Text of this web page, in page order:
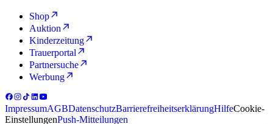
Shop
Auktion
Kinderzeitung
Trauerportal
Partnersuche
Werbung
ImpressumAGBDatenschutzBarrierefreiheitserklärungHilfeCookie-
EinstellungenPush-Mitteilungen